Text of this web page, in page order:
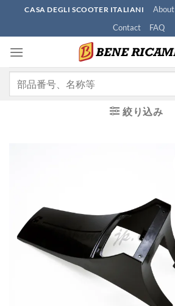
content
CASA DEGLI SCOOTER ITALIANI About
Contact
FAQ
絞り込み